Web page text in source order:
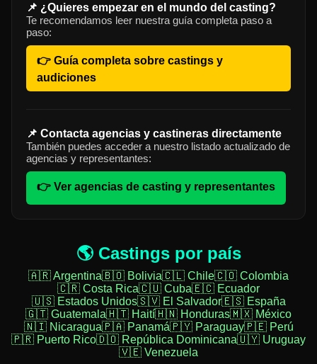
📌 ¿Quieres empezar en el mundo del casting?
Te recomendamos leer nuestra guía completa paso a
paso:
👉 Guía completa sobre castings y
audiciones
📌 Contacta agencias y castineras directamente
También puedes acceder a nuestro listado actualizado de
agencias y representantes:
👉 Ver agencias de casting y representantes
🌎 Castings por país
🇦🇷 Argentina🇧🇴 Bolivia🇨🇱 Chile🇨🇴 Colombia
🇨🇷 Costa Rica🇨🇺 Cuba🇪🇨 Ecuador
🇺🇸 Estados Unidos🇸🇻 El Salvador🇪🇸 España
🇬🇹 Guatemala🇭🇹 Haití🇭🇳 Honduras🇲🇽 México
🇳🇮 Nicaragua🇵🇦 Panamá🇵🇾 Paraguay🇵🇪 Perú
🇵🇷 Puerto Rico🇩🇴 República Dominicana🇺🇾 Uruguay
🇻🇪 Venezuela